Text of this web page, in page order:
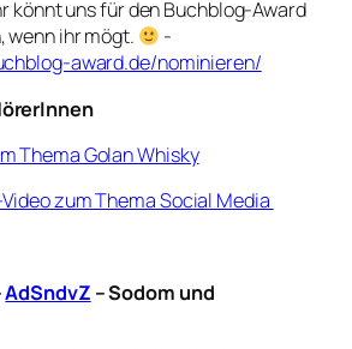
könnt uns für den Buchblog-Award
wenn ihr mögt.
-
award.de/nominieren/
Thema Golan Whisky
zum Thema Social Media
AdSndvZ –Sodom und